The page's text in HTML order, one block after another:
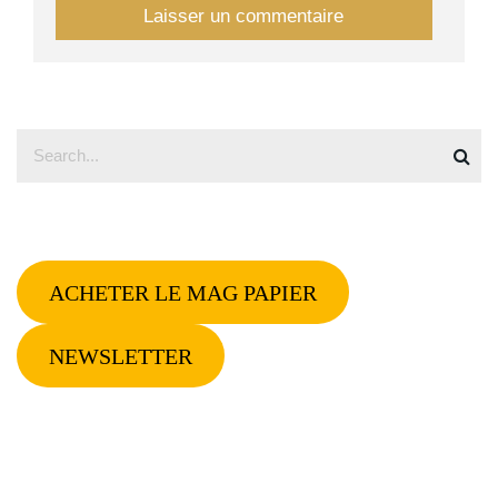
ACHETER LE MAG PAPIER
NEWSLETTER